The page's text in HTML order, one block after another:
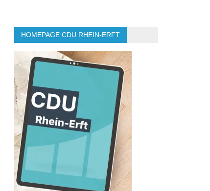
HOMEPAGE CDU RHEIN-ERFT